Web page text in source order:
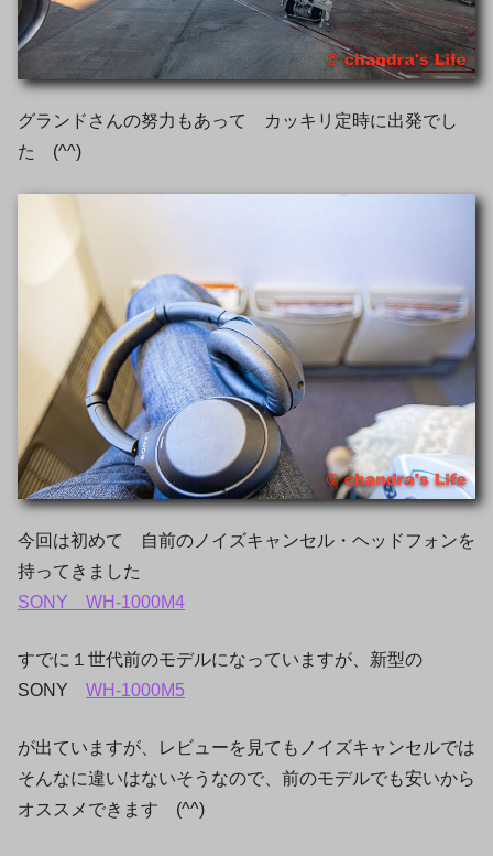
グランドさんの努力もあって カッキリ定時に出発でし
た (^^)
今回は初めて 自前のノイズキャンセル・ヘッドフォンを
持ってきました
SONY WH-1000M4
すでに１世代前のモデルになっていますが、新型の
SONY WH-1000M5
が出ていますが、レビューを見てもノイズキャンセルでは
そんなに違いはないそうなので、前のモデルでも安いから
オススメできます (^^)